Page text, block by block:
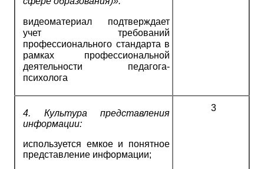
видеоматериал подтверждает
учет требований
профессионального стандарта в
рамках профессиональной
деятельности педагога-
психолога
4. Культура представления
информации:
используется емкое и понятное
представление информации;
3